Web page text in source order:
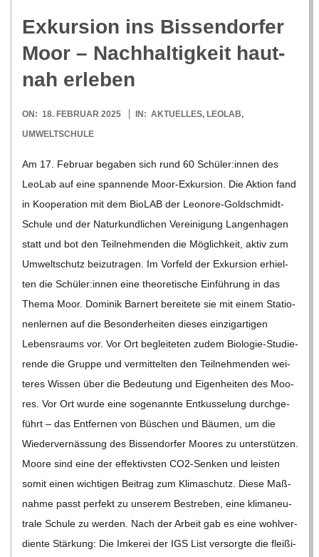
Exkur­sion ins Bis­sen­dor­fer
Moor – Nach­hal­tig­keit haut­
nah erleben
2025-
02-
ON: 18. FEBRUAR 2025 IN: AKTUELLES, LEOLAB,
UMWELTSCHULE
Am 17. Februar bega­ben sich rund 60 Schüler:innen des
Leo­Lab auf eine span­nende Moor-Exkur­­sion. Die Aktion fand
in Koope­ra­tion mit dem Bio­LAB der Leo­­nore-Gol­d­­schmidt-
Schule und der Natur­kund­li­chen Ver­ei­ni­gung Lan­gen­ha­gen
statt und bot den Teil­neh­men­den die Mög­lich­keit, aktiv zum
Umwelt­schutz bei­zu­tra­gen. Im Vor­feld der Exkur­sion erhiel­
ten die Schüler:innen eine theo­re­ti­sche Ein­füh­rung in das
Thema Moor. Domi­nik Barn­ert berei­tete sie mit einem Sta­tio­
nen­ler­nen auf die Beson­der­hei­ten die­ses ein­zig­ar­ti­gen
Lebens­raums vor. Vor Ort beglei­te­ten zudem Bio­­­lo­­gie-Stu­­die­­
rende die Gruppe und ver­mit­tel­ten den Teil­neh­men­den wei­
te­res Wis­sen über die Bedeu­tung und Eigen­hei­ten des Moo­
res. Vor Ort wurde eine soge­nannte Ent­kus­se­lung durch­ge­
führt – das Ent­fer­nen von Büschen und Bäu­men, um die
Wie­der­vernäs­sung des Bis­sen­dor­fer Moo­res zu unter­stüt­zen.
Moore sind eine der effek­tivs­ten CO2-Sen­ken und leis­ten
somit einen wich­ti­gen Bei­trag zum Kli­ma­schutz. Diese Maß­
nahme passt per­fekt zu unse­rem Bestre­ben, eine kli­ma­neu­
trale Schule zu wer­den. Nach der Arbeit gab es eine wohl­ver­
diente Stär­kung: Die Imke­rei der IGS List ver­sorgte die flei­ßi­